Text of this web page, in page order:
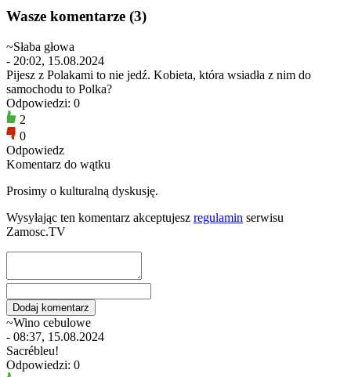
Wasze komentarze (3)
~Słaba głowa
- 20:02, 15.08.2024
Pijesz z Polakami to nie jedź. Kobieta, która wsiadła z nim do
samochodu to Polka?
Odpowiedzi: 0
2
0
Odpowiedz
Komentarz do wątku
Prosimy o kulturalną dyskusję.
Wysyłając ten komentarz akceptujesz regulamin serwisu
Zamosc.TV
~Wino cebulowe
- 08:37, 15.08.2024
Sacrébleu!
Odpowiedzi: 0